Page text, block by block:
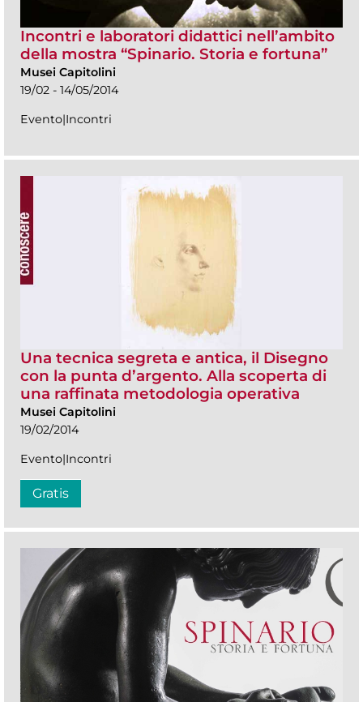
Incontri e laboratori didattici nell’ambito
della mostra “Spinario. Storia e fortuna”
Musei Capitolini
19/02 - 14/05/2014
Evento|Incontri
Una tecnica segreta e antica, il Disegno
con la punta d’argento. Alla scoperta di
una raffinata metodologia operativa
Musei Capitolini
19/02/2014
Evento|Incontri
Gratis